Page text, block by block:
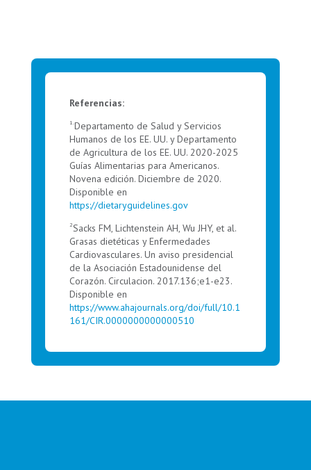
Referencias:
1. Departamento de Salud y Servicios
Humanos de los EE. UU. y Departamento
de Agricultura de los EE. UU. 2020-2025
Guías Alimentarias para Americanos.
Novena edición. Diciembre de 2020.
Disponible en
https://dietaryguidelines.gov
2Sacks FM, Lichtenstein AH, Wu JHY, et al.
Grasas dietéticas y Enfermedades
Cardiovasculares. Un aviso presidencial
de la Asociación Estadounidense del
Corazón. Circulacion. 2017.136;e1-e23.
Disponible en
https://www.ahajournals.org/doi/full/10.1
161/CIR.0000000000000510